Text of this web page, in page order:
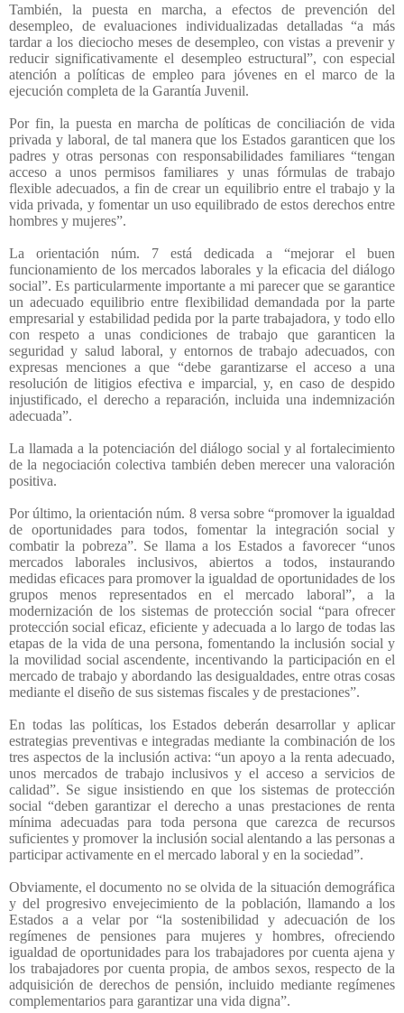
También, la puesta en marcha, a efectos de prevención del
desempleo, de evaluaciones individualizadas detalladas “a más
tardar a los dieciocho meses de desempleo, con vistas a prevenir y
reducir significativamente el desempleo estructural”, con especial
atención a políticas de empleo para jóvenes en el marco de la
ejecución completa de la Garantía Juvenil.
Por fin, la puesta en marcha de políticas de conciliación de vida
privada y laboral, de tal manera que los Estados garanticen que los
padres y otras personas con responsabilidades familiares “tengan
acceso a unos permisos familiares y unas fórmulas de trabajo
flexible adecuados, a fin de crear un equilibrio entre el trabajo y la
vida privada, y fomentar un uso equilibrado de estos derechos entre
hombres y mujeres”.
La orientación núm. 7 está dedicada a “mejorar el buen
funcionamiento de los mercados laborales y la eficacia del diálogo
social”. Es particularmente importante a mi parecer que se garantice
un adecuado equilibrio entre flexibilidad demandada por la parte
empresarial y estabilidad pedida por la parte trabajadora, y todo ello
con respeto a unas condiciones de trabajo que garanticen la
seguridad y salud laboral, y entornos de trabajo adecuados, con
expresas menciones a que “debe garantizarse el acceso a una
resolución de litigios efectiva e imparcial, y, en caso de despido
injustificado, el derecho a reparación, incluida una indemnización
adecuada”.
La llamada a la potenciación del diálogo social y al fortalecimiento
de la negociación colectiva también deben merecer una valoración
positiva.
Por último, la orientación núm. 8 versa sobre “promover la igualdad
de oportunidades para todos, fomentar la integración social y
combatir la pobreza”. Se llama a los Estados a favorecer “unos
mercados laborales inclusivos, abiertos a todos, instaurando
medidas eficaces para promover la igualdad de oportunidades de los
grupos menos representados en el mercado laboral”, a la
modernización de los sistemas de protección social “para ofrecer
protección social eficaz, eficiente y adecuada a lo largo de todas las
etapas de la vida de una persona, fomentando la inclusión social y
la movilidad social ascendente, incentivando la participación en el
mercado de trabajo y abordando las desigualdades, entre otras cosas
mediante el diseño de sus sistemas fiscales y de prestaciones”.
En todas las políticas, los Estados deberán desarrollar y aplicar
estrategias preventivas e integradas mediante la combinación de los
tres aspectos de la inclusión activa: “un apoyo a la renta adecuado,
unos mercados de trabajo inclusivos y el acceso a servicios de
calidad”. Se sigue insistiendo en que los sistemas de protección
social “deben garantizar el derecho a unas prestaciones de renta
mínima adecuadas para toda persona que carezca de recursos
suficientes y promover la inclusión social alentando a las personas a
participar activamente en el mercado laboral y en la sociedad”.
Obviamente, el documento no se olvida de la situación demográfica
y del progresivo envejecimiento de la población, llamando a los
Estados a a velar por “la sostenibilidad y adecuación de los
regímenes de pensiones para mujeres y hombres, ofreciendo
igualdad de oportunidades para los trabajadores por cuenta ajena y
los trabajadores por cuenta propia, de ambos sexos, respecto de la
adquisición de derechos de pensión, incluido mediante regímenes
complementarios para garantizar una vida digna”.